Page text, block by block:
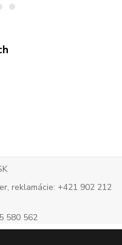
reklamácie: +421 902 212
580 562